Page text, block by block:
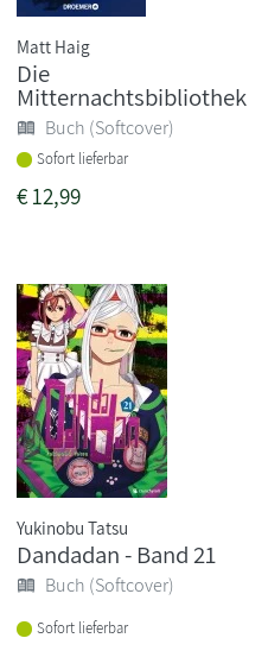
Matt Haig
Die
Mitternachtsbibliothek
Buch (Softcover)
Sofort lieferbar
€12,99
Yukinobu Tatsu
Dandadan - Band 21
Buch (Softcover)
Sofort lieferbar